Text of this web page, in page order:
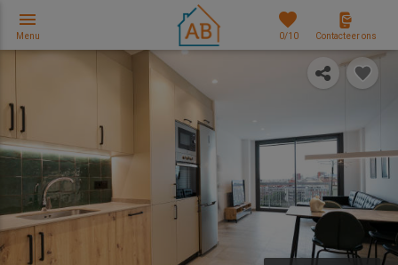
Contacteer ons
favorites
0/10
menu
Menu